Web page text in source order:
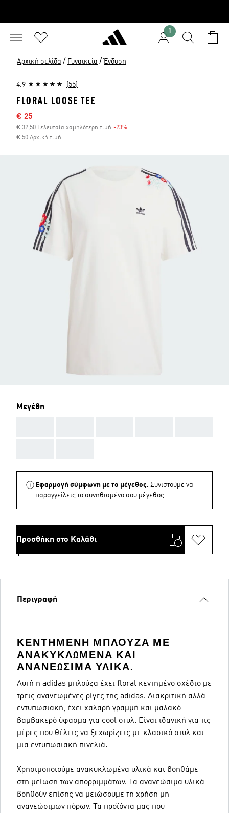
1
Αρχική σελίδα / Γυναικεία / Ένδυση
4.9 (55)
FLORAL LOOSE TEE
Τιμή έκπτωσης
€ 25
€ 32,50 Τελευταία χαμηλότερη τιμή -23%
€ 50 Αρχική τιμή
Μεγέθη
Εφαρμογή σύμφωνη με το μέγεθος. Συνιστούμε να
παραγγείλεις το συνηθισμένο σου μέγεθος.
Προσθήκη στο Καλάθι
Περιγραφή
ΚΕΝΤΗΜΈΝΗ ΜΠΛΟΎΖΑ ΜΕ
ΑΝΑΚΥΚΛΩΜΈΝΑ ΚΑΙ
ΑΝΑΝΕΏΣΙΜΑ ΥΛΙΚΆ.
Αυτή η adidas μπλούζα έχει floral κεντημένο σχέδιο με
τρεις ανανεωμένες ρίγες της adidas. Διακριτική αλλά
εντυπωσιακή, έχει χαλαρή γραμμή και μαλακό
βαμβακερό ύφασμα για cool στυλ. Είναι ιδανική για τις
μέρες που θέλεις να ξεχωρίζεις με κλασικό στυλ και
μια εντυπωσιακή πινελιά.
Χρησιμοποιούμε ανακυκλωμένα υλικά και βοηθάμε
στη μείωση των απορριμμάτων. Τα ανανεώσιμα υλικά
βοηθούν επίσης να μειώσουμε τη χρήση μη
ανανεώσιμων πόρων. Τα προϊόντα μας που